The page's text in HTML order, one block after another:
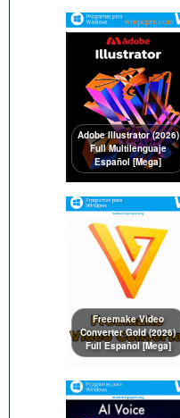
Adobe Illustrator (2026)
Full Multilenguaje
Español [Mega]
Freemake Video
Converter Gold (2026)
Full Español [Mega]